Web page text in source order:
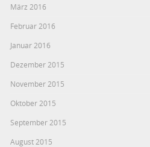
März 2016
Februar 2016
Januar 2016
Dezember 2015
November 2015
Oktober 2015
September 2015
August 2015